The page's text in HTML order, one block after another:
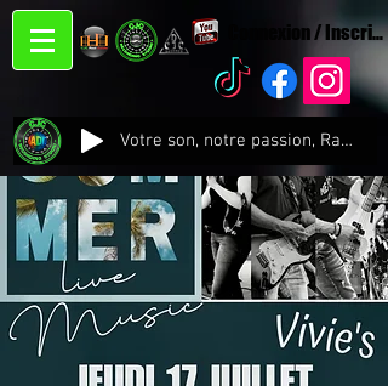
Connexion /
Votre son, notre passion, Radio CJC Recording Studio , là où chaque note prend vie !